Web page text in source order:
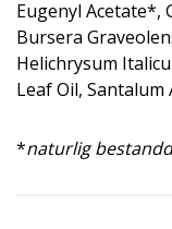
Eugenyl Acetate*,
Bursera
Helichrysum
Leaf Oil, Santalum
*naturlig